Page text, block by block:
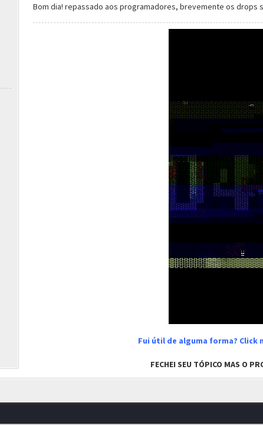
Bom dia! repassado aos programadores, brevemente os
Fui útil de alguma forma?
FECHEI SEU TÓPICO MAS O